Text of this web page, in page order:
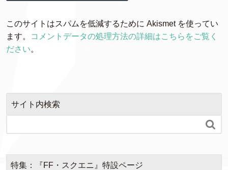
このサイトはスパムを低減するために Akismet を使ってい
ます。
コメントデータの処理方法の詳細はこちらをご覧く
ださい。
サイト内検索

特集：『FF・スクエニ』特設ページ